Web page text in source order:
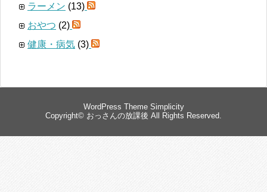
ラーメン (13)
おやつ (2)
健康・病気 (3)
WordPress Theme Simplicity
Copyright© おっさんの放課後 All Rights Reserved.